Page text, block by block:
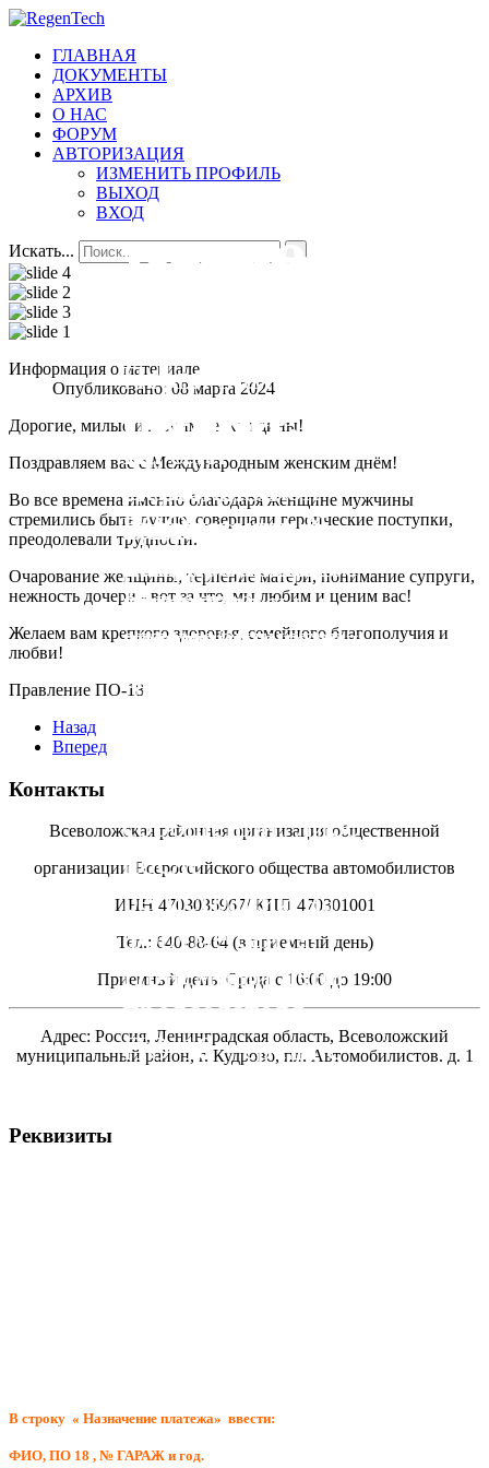
ГЛАВНАЯ
ДОКУМЕНТЫ
АРХИВ
О НАС
ФОРУМ
АВТОРИЗАЦИЯ
ИЗМЕНИТЬ ПРОФИЛЬ
ВЫХОД
ВХОД
Искать...
Добро
На сайт
Первичной
организации №
Всегда
связи.
Задать
интересующие
Вас вопросы и
связаться с
администратором
сообщений, либо
после
регистрации на
форуме сайта.
Приемный день
председателя
ПО-18 - среда с
Первичная
№18
Всеволожский
район, Заневское
городское
поселение, город
Кудрово,
ПО 18
Первичная
организация №
18,
Всеволожской
РОО
общества
автомобилистов.
Информация о материале
Опубликовано: 08 марта 2024
Дорогие, милые и любимые женщины!
Поздравляем вас с Международным женским днём!
Во все времена именно благодаря женщине мужчины
стремились быть лучше, совершали героические поступки,
преодолевали трудности.
Очарование женщины, терпение матери, понимание супруги,
нежность дочери - вот за что, мы любим и ценим вас!
Желаем вам крепкого здоровья, семейного благополучия и
любви!
Правление ПО-18
Назад
Вперед
Контакты
Всеволожская районная организация общественной
организации Всероссийского общества автомобилистов
ИНН 4703035967/ КПП 470301001
Тел.: 640-88-64 (в приемный день)
Приемный день: Среда с 16:00 до 19:00
Адрес: Россия, Ленинградская область, Всеволожский
муниципальный район, г. Кудрово, пл. Автомобилистов. д. 1
Реквизиты
В строку « Назначение платежа» ввести:
ФИО, ПО 18 , № ГАРАЖ и год.